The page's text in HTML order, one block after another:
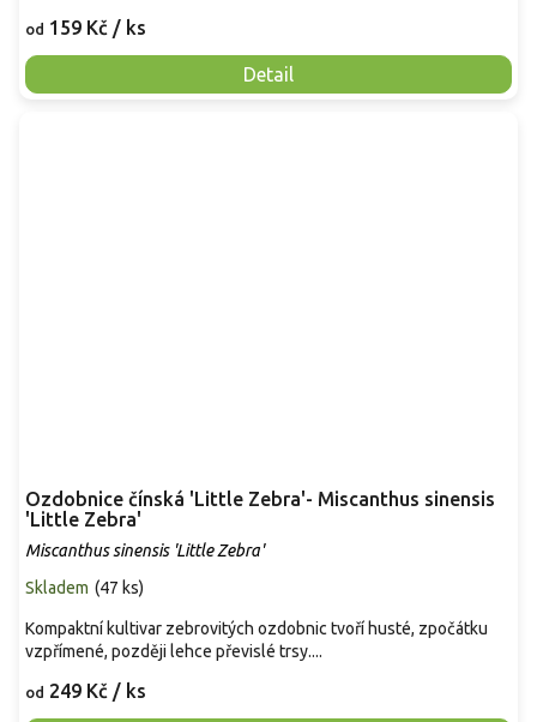
od 159 Kč / ks
Detail
Ozdobnice čínská 'Little Zebra'- Miscanthus sinensis
'Little Zebra'
Miscanthus sinensis 'Little Zebra'
Skladem (47 ks)
od 249 Kč / ks
Kompaktní kultivar zebrovitých ozdobnic tvoří husté, zpočátku
vzpřímené, později lehce převislé trsy....